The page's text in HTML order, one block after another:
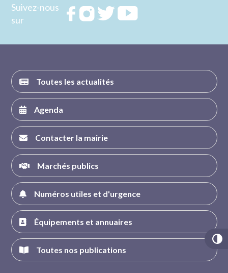
Suivez-nous
sur
RejoignezRejoignezRejoignez
Toutes les actualités
Agenda
Contacter la mairie
Marchés publics
Numéros utiles et d'urgence
Équipements et annuaires
Toutes nos publications